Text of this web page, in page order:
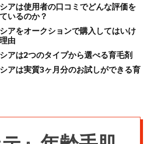
o
o
アは使用者の口コミでどんな評価を
いるのか？
アをオークションで購入してはいけ
由
アは2つのタイプから選べる育毛剤
アは実質3ヶ月分のお試しができる育